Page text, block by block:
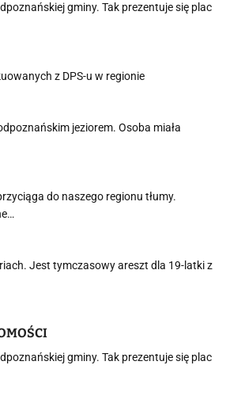
gminy. Tak prezentuje się plac
z DPS-u w regionie
jeziorem. Osoba miała
do naszego regionu tłumy.
Jest tymczasowy areszt dla 19-latki z
gminy. Tak prezentuje się plac